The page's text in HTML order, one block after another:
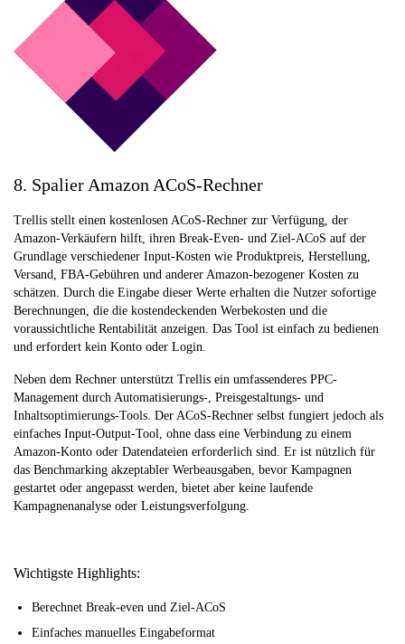
8. Spalier Amazon ACoS-Rechner
Trellis stellt einen kostenlosen ACoS-Rechner zur Verfügung, der
Amazon-Verkäufern hilft, ihren Break-Even- und Ziel-ACoS auf der
Grundlage verschiedener Input-Kosten wie Produktpreis, Herstellung,
Versand, FBA-Gebühren und anderer Amazon-bezogener Kosten zu
schätzen. Durch die Eingabe dieser Werte erhalten die Nutzer sofortige
Berechnungen, die die kostendeckenden Werbekosten und die
voraussichtliche Rentabilität anzeigen. Das Tool ist einfach zu bedienen
und erfordert kein Konto oder Login.
Neben dem Rechner unterstützt Trellis ein umfassenderes PPC-
Management durch Automatisierungs-, Preisgestaltungs- und
Inhaltsoptimierungs-Tools. Der ACoS-Rechner selbst fungiert jedoch als
einfaches Input-Output-Tool, ohne dass eine Verbindung zu einem
Amazon-Konto oder Datendateien erforderlich sind. Er ist nützlich für
das Benchmarking akzeptabler Werbeausgaben, bevor Kampagnen
gestartet oder angepasst werden, bietet aber keine laufende
Kampagnenanalyse oder Leistungsverfolgung.
Wichtigste Highlights:
Berechnet Break-even und Ziel-ACoS
Einfaches manuelles Eingabeformat